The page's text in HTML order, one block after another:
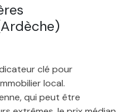
clé pour
local.
qui peut être